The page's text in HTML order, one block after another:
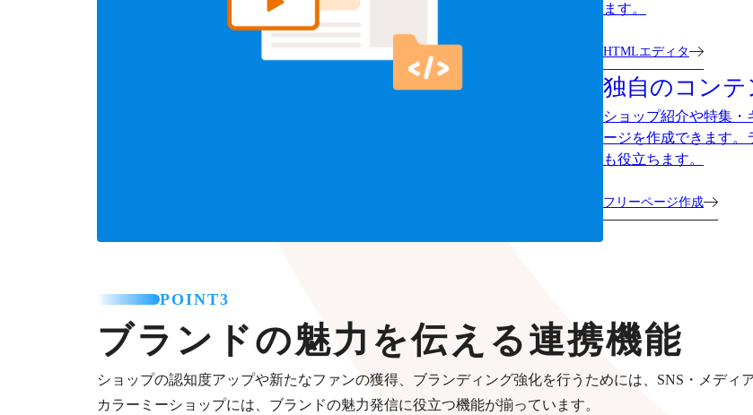
ます。
HTMLエディタ
独自のコン
ショップ紹介や特集
ージを作成できます。
も役立ちます。
フリーページ作成
POINT3
ブランドの魅力を伝える連携機能
ショップの認知度アップや新たなファンの獲得、ブランディング強化を行うためには、SNS・メディ
カラーミーショップには、ブランドの魅力発信に役立つ機能が揃っています。